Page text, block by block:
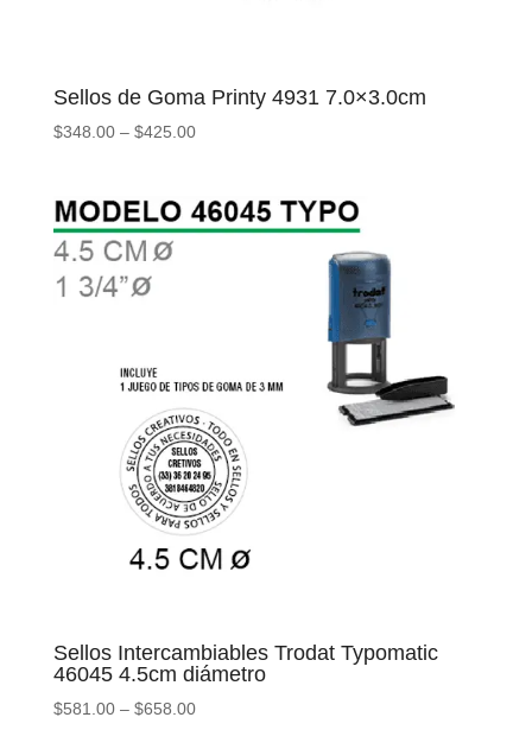
Sellos de Goma Printy 4931 7.0×3.0cm
$348.00– $425.00
Sellos Intercambiables Trodat Typomatic
46045 4.5cm diámetro
$581.00– $658.00